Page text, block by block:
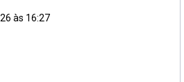
às 16:27